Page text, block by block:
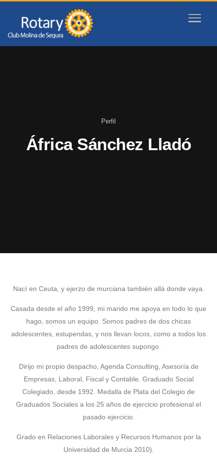
Perfil
África Sánchez Lladó
Nací en Ceuta, y ejerzo de murciana también allá donde vaya.
Casada desde el año 1999, mi marido me apoya en todo lo que
hago, somos un equipo. Somos padres de dos chicas
adolescentes, estupendas, y nos llevan locos, como a todos los
padres de adolescentes supongo.
Dirijo mi propio despacho, Agenda Consulting, Asesoría de
Empresas, Laboral, Fiscal y Contable. Graduado Social
Colegiado, desde 1992. Medalla de Plata del Colegio de
Graduados Sociales a los 25 años de ejercicio profesional el
pasado ejercicio.
Grado en Relaciones Laborales y Recursos Humanos por la
Universidad de Murcia 2010).